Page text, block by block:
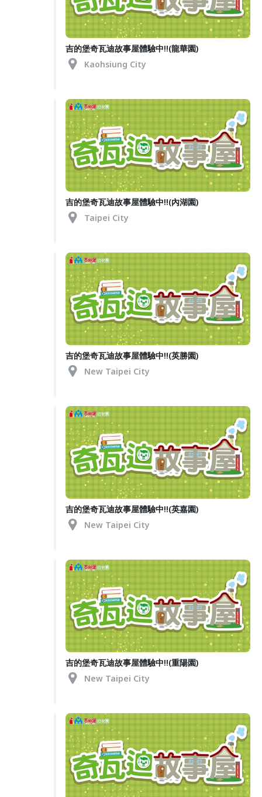
吉的堡奇瓦迪故事屋體驗中!!(龍華園)
Kaohsiung City
吉的堡奇瓦迪故事屋體驗中!!(內湖園)
Taipei City
吉的堡奇瓦迪故事屋體驗中!!(英勝園)
New Taipei City
吉的堡奇瓦迪故事屋體驗中!!(英嘉園)
New Taipei City
吉的堡奇瓦迪故事屋體驗中!!(重陽園)
New Taipei City